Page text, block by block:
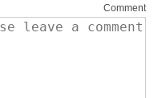
Comment